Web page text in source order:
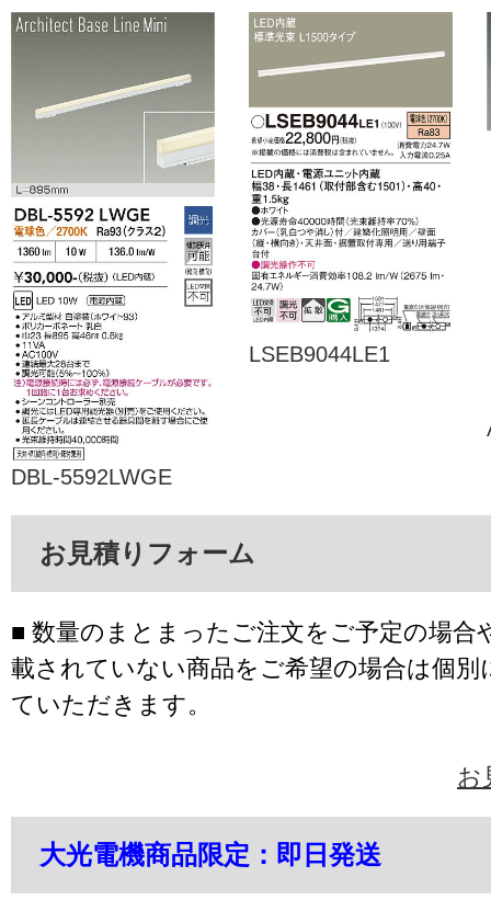
DBL-5592LWGE
LSEB9044LE1
お見積りフォーム
■ 数量のまとまったご注文をご予定の場合
載されていない商品をご希望の場合は個別
ていただきます。
お
大光電機商品限定：即日発送